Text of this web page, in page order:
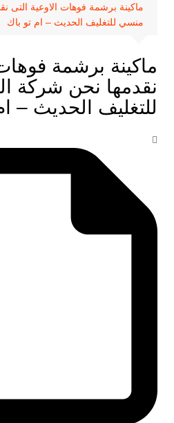
ماكينة برشمة فوهات الاوعية التى
منسي للتغليف الحديث – ام تو باك
ماكينة برشمة
نقدمها نحن شركة
للتغليف الحديث –